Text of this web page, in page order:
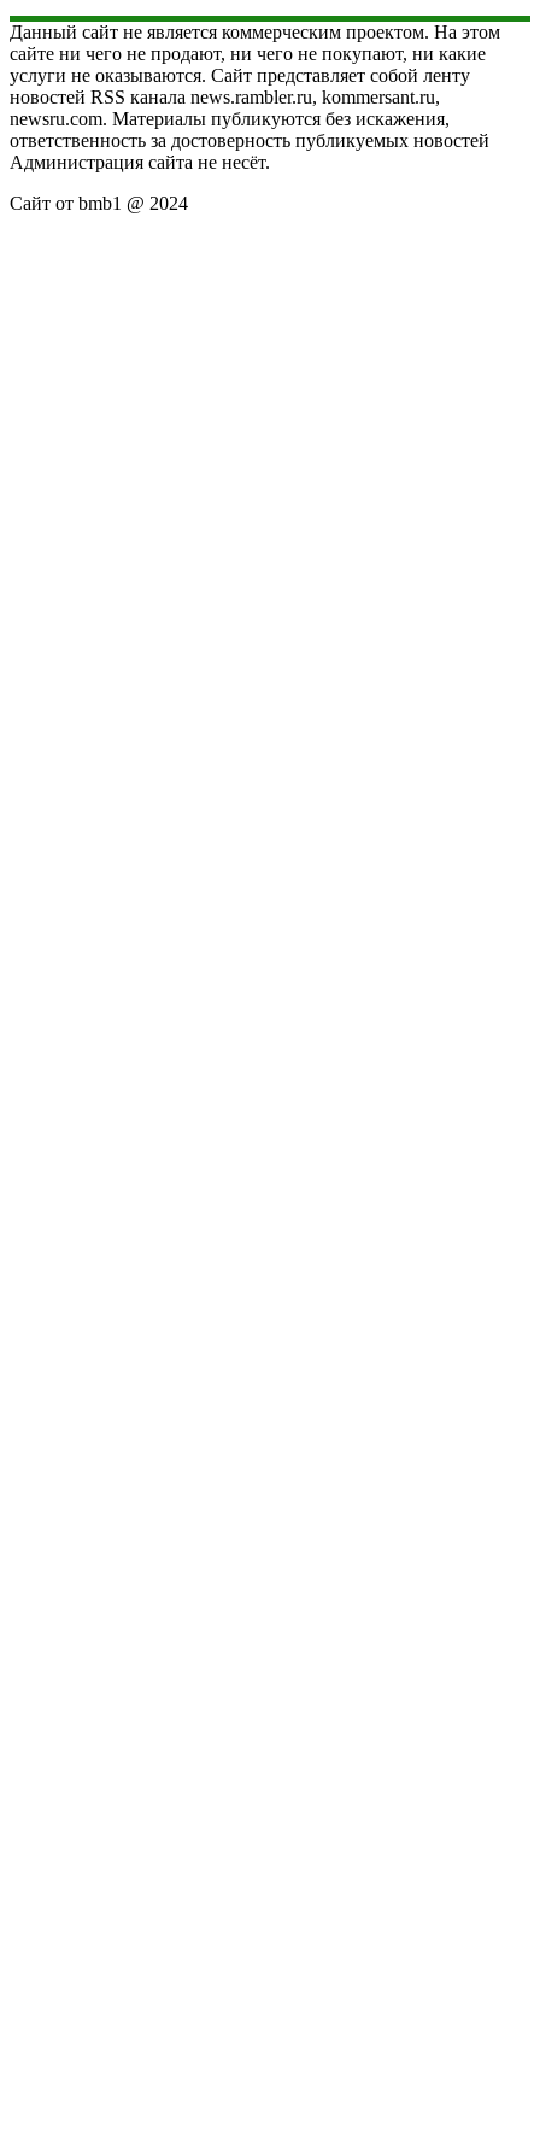
Данный сайт не является коммерческим проектом. На этом
сайте ни чего не продают, ни чего не покупают, ни какие
услуги не оказываются. Сайт представляет собой ленту
новостей RSS канала news.rambler.ru, kommersant.ru,
newsru.com. Материалы публикуются без искажения,
ответственность за достоверность публикуемых новостей
Администрация сайта не несёт.
Сайт от bmb1 @ 2024